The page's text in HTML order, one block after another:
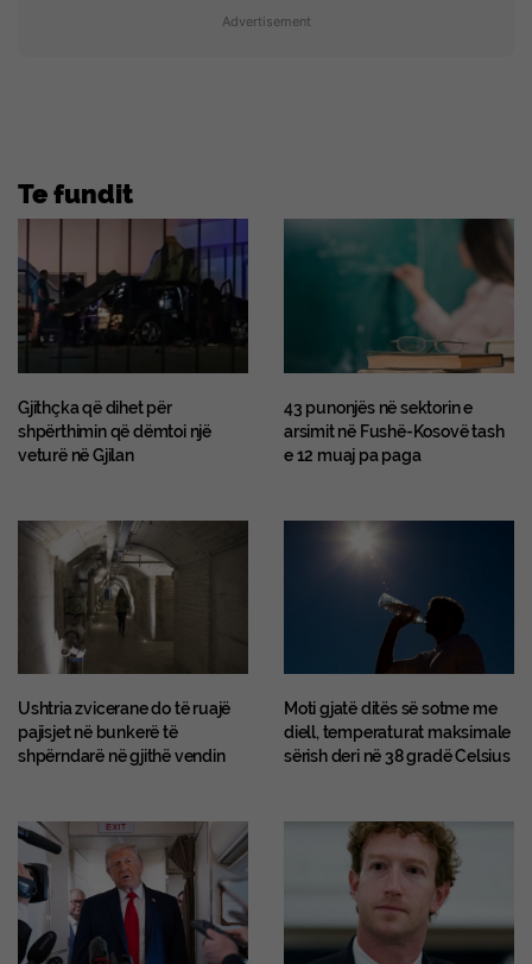
Advertisement
Te fundit
Gjithçka që dihet për
shpërthimin që dëmtoi një
veturë në Gjilan
43 punonjës në sektorin e
arsimit në Fushë-Kosovë tash
e 12 muaj pa paga
Ushtria zvicerane do të ruajë
pajisjet në bunkerë të
shpërndarë në gjithë vendin
Moti gjatë ditës së sotme me
diell, temperaturat maksimale
sërish deri në 38 gradë Celsius